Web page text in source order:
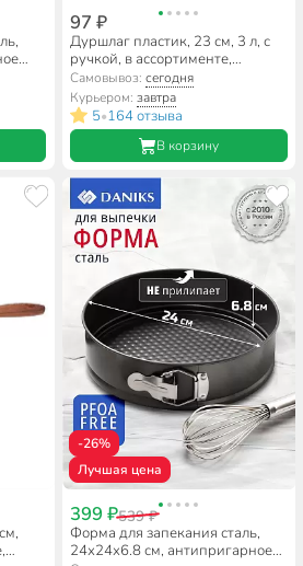
97 ₽
Дуршлаг пластик, 23 см, 3 л, с
ручкой, в ассортименте,
Альтернатива, М597
Самовывоз: сегодня
Курьером: завтра
5•164 отзыва
В корзину
-26%
Лучшая цена
399 ₽539 ₽
Форма для запекания сталь,
24х24х6.8 см, антипригарное